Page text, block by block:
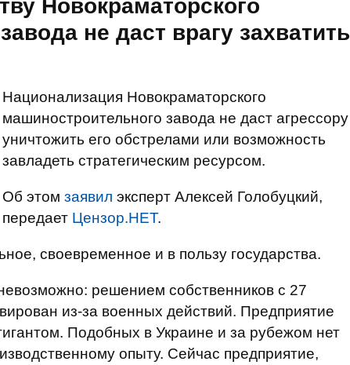
Новокраматорского
не даст врагу захватить
Национализация Новокраматорского
машиностроительного завода не даст агрессору
уничтожить его обстрелами или возможность
завладеть стратегическим ресурсом.
Об этом заявил эксперт Алексей Голобуцкий,
передает Цензор.НЕТ.
своевременное и в пользу государства.
решением собственников с 27
из-за военных действий. Предприятие
Подобных в Украине и за рубежом нет
опыту. Сейчас предприятие,